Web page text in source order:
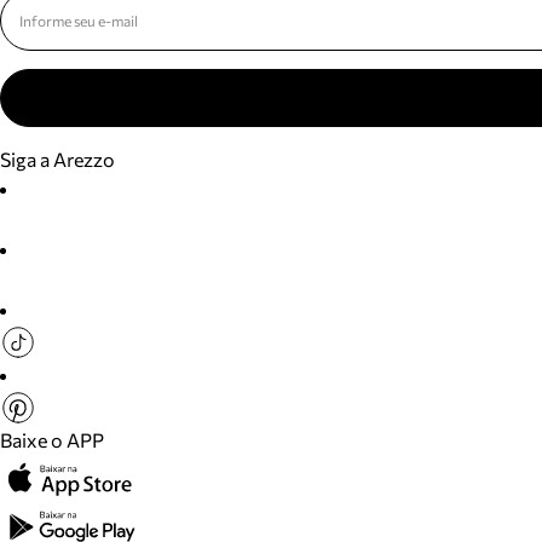
Siga a Arezzo
Baixe o APP